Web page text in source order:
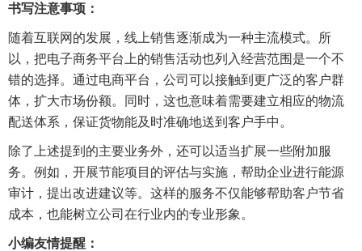
书写注意事项：
随着互联网的发展，线上销售逐渐成为一种主流模式。所
以，把电子商务平台上的销售活动也列入经营范围是一个不
错的选择。通过电商平台，公司可以接触到更广泛的客户群
体，扩大市场份额。同时，这也意味着需要建立相应的物流
配送体系，保证货物能及时准确地送到客户手中。
除了上述提到的主要业务外，还可以适当扩展一些附加服
务。例如，开展节能项目的评估与实施，帮助企业进行能源
审计，提出改进建议等。这样的服务不仅能够帮助客户节省
成本，也能树立公司在行业内的专业形象。
小编友情提醒：